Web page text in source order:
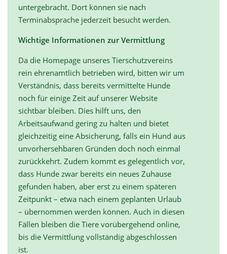
untergebracht. Dort können sie nach
Terminabsprache jederzeit besucht werden.
Wichtige Informationen zur Vermittlung
Da die Homepage unseres Tierschutzvereins
rein ehrenamtlich betrieben wird, bitten wir um
Verständnis, dass bereits vermittelte Hunde
noch für einige Zeit auf unserer Website
sichtbar bleiben. Dies hilft uns, den
Arbeitsaufwand gering zu halten und bietet
gleichzeitig eine Absicherung, falls ein Hund aus
unvorhersehbaren Gründen doch noch einmal
zurückkehrt. Zudem kommt es gelegentlich vor,
dass Hunde zwar bereits ein neues Zuhause
gefunden haben, aber erst zu einem späteren
Zeitpunkt – etwa nach einem geplanten Urlaub
– übernommen werden können. Auch in diesen
Fällen bleiben die Tiere vorübergehend online,
bis die Vermittlung vollständig abgeschlossen
ist.